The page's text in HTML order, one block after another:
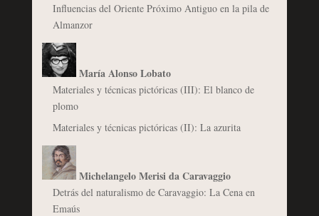
Influencias del Oriente Próximo Antiguo en la pila de
Almanzor
María Alonso Lobato
Materiales y técnicas pictóricas (III): El blanco de
plomo
Materiales y técnicas pictóricas (II): La azurita
Michelangelo Merisi da Caravaggio
Detrás del naturalismo de Caravaggio: La Cena en
Emaús